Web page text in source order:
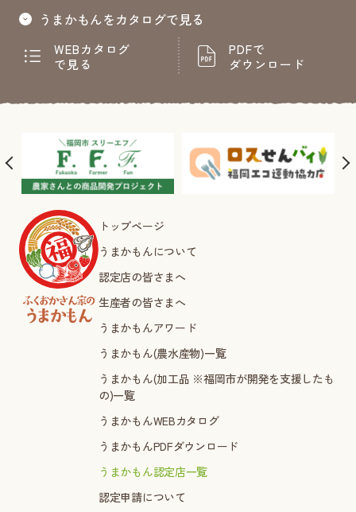
うまかもんをカタログで見る
WEBカタログ
で見る
PDFで
ダウンロード
トップページ
うまかもんについて
認定店の皆さまへ
生産者の皆さまへ
うまかもんアワード
うまかもん(農水産物)一覧
うまかもん(加工品 ※福岡市が開発を支援したも
の)一覧
うまかもんWEBカタログ
うまかもんPDFダウンロード
うまかもん認定店一覧
認定申請について